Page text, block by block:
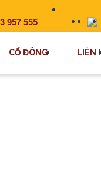
957 555
CỔ ĐÔNG LIÊN